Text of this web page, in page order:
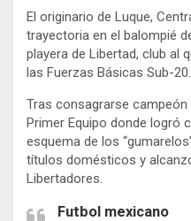
El originario de Luque,
trayectoria en el balompié
playera de Libertad, club al
las Fuerzas Básicas Sub-20.
Tras consagrarse
Primer Equipo donde logró
esquema de los
títulos domésticos y
Libertadores.
Futbol mexicano